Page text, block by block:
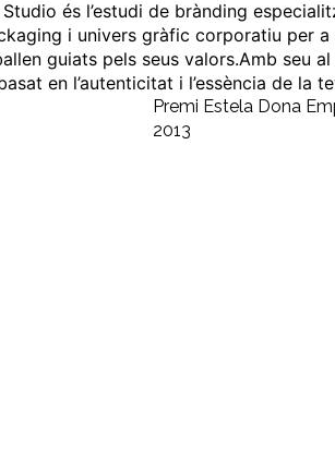
és l’estudi de brànding
i univers gràfic corporatiu per
guiats pels seus valors.Amb seu
en l’autenticitat i l’essència de la
Premi Estela Dona
2013